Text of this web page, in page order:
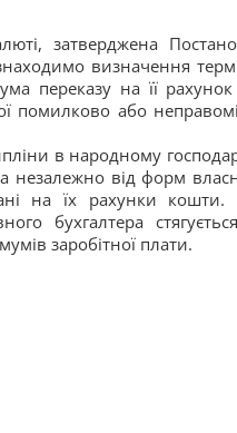
затверджена
визначення
переказу на її
помилково або
в народному
незалежно від форм
на їх рахунки кошти.
бухгалтера
заробітної плати.